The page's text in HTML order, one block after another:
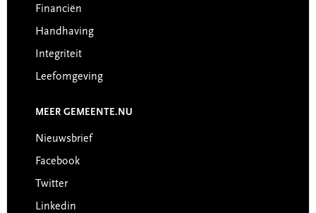
Financiën
Handhaving
Integriteit
Leefomgeving
MEER GEMEENTE.NU
Nieuwsbrief
Facebook
Twitter
Linkedin